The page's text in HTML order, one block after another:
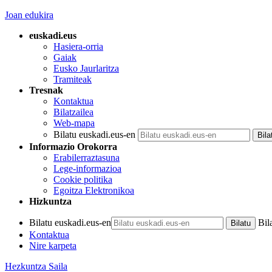
Joan edukira
euskadi.eus
Hasiera-orria
Gaiak
Eusko Jaurlaritza
Tramiteak
Tresnak
Kontaktua
Bilatzailea
Web-mapa
Bilatu euskadi.eus-en
Informazio Orokorra
Erabilerraztasuna
Lege-informazioa
Cookie politika
Egoitza Elektronikoa
Hizkuntza
Bilatu euskadi.eus-en
Kontaktua
Nire karpeta
Hezkuntza Saila